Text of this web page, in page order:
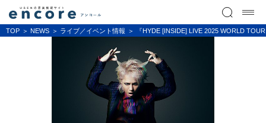
TOP NEWS ライブ／イベント情報 『HYDE [INSIDE] LIVE 2025 WORLD